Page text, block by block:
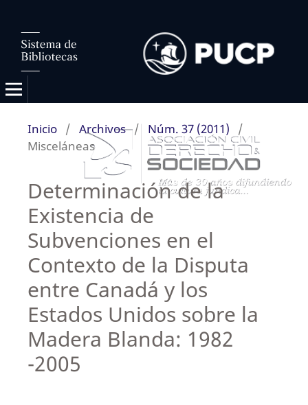
Inicio / Archivos / Núm. 37 (2011)
/
Misceláneas
Determinación de la
Existencia de
Subvenciones en el
Contexto de la Disputa
entre Canadá y los
Estados Unidos sobre la
Madera Blanda: 1982
-2005